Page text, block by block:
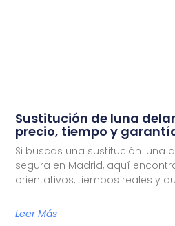
Sustitución de luna
precio, tiempo y
Si buscas una sustitución luna
segura en Madrid, aquí
orientativos, tiempos reales y
Leer Más